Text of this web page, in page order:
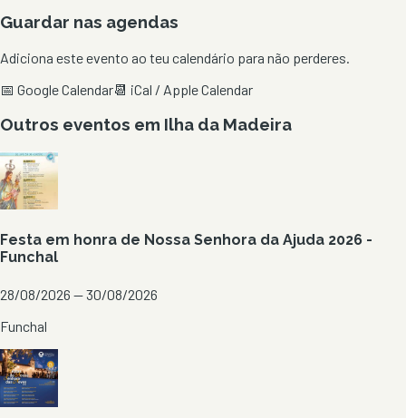
Guardar nas agendas
Adiciona este evento ao teu calendário para não perderes.
📅 Google Calendar📆 iCal / Apple Calendar
Outros eventos em Ilha da Madeira
Festa em honra de Nossa Senhora da Ajuda 2026 -
Funchal
28/08/2026 — 30/08/2026
Funchal